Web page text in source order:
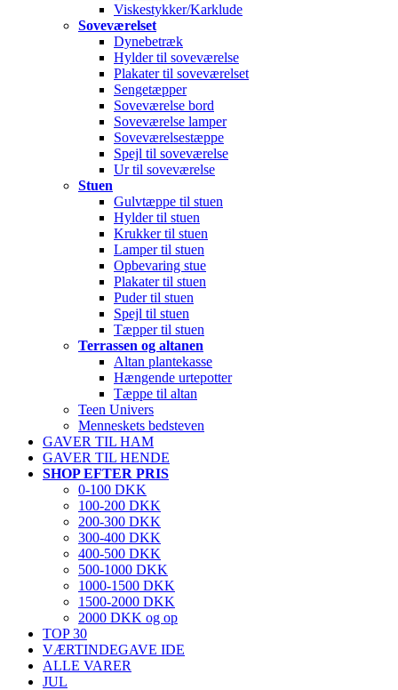
Viskestykker/Karklude
Soveværelset
Dynebetræk
Hylder til soveværelse
Plakater til soveværelset
Sengetæpper
Soveværelse bord
Soveværelse lamper
Soveværelsestæppe
Spejl til soveværelse
Ur til soveværelse
Stuen
Gulvtæppe til stuen
Hylder til stuen
Krukker til stuen
Lamper til stuen
Opbevaring stue
Plakater til stuen
Puder til stuen
Spejl til stuen
Tæpper til stuen
Terrassen og altanen
Altan plantekasse
Hængende urtepotter
Tæppe til altan
Teen Univers
Menneskets bedsteven
GAVER TIL HAM
GAVER TIL HENDE
SHOP EFTER PRIS
0-100 DKK
100-200 DKK
200-300 DKK
300-400 DKK
400-500 DKK
500-1000 DKK
1000-1500 DKK
1500-2000 DKK
2000 DKK og op
TOP 30
VÆRTINDEGAVE IDE
ALLE VARER
JUL